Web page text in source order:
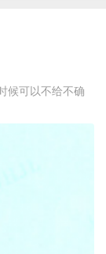
候可以不给不确